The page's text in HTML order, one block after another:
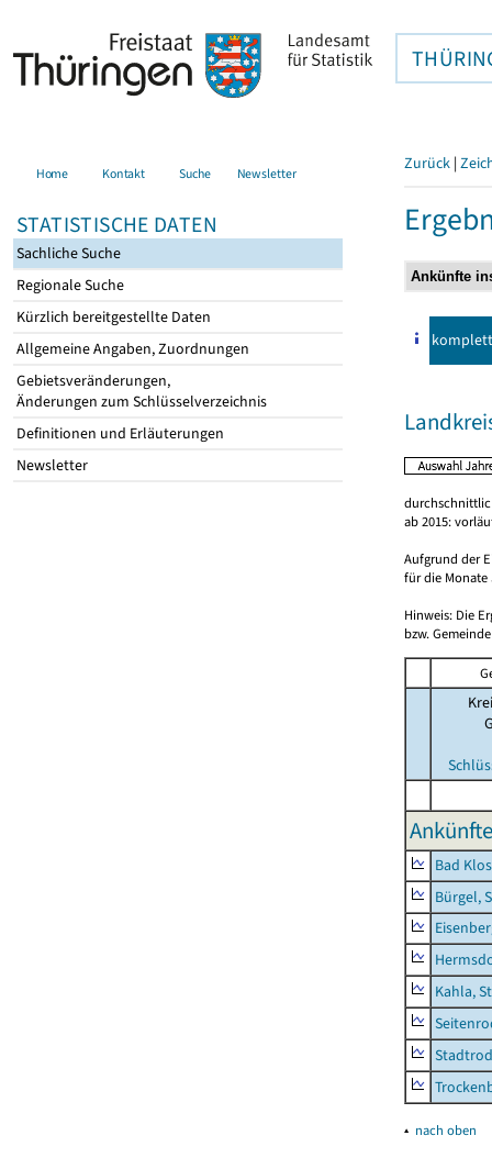
Home Kontakt Suche Newsletter
STATISTISCHE DATEN
Sachliche Suche
Regionale Suche
Kürzlich bereitgestellte Daten
Allgemeine Angaben, Zuordnungen
Gebietsveränderungen,
Änderungen zum Schlüsselverzeichnis
Definitionen und Erläuterungen
Newsletter
Zurück |
komplett
ab 2015:
Aufgrund der
für die Monate
Hinweis: Die
bzw.
Bad
Bürgel,
Kahla,
▴ nach oben